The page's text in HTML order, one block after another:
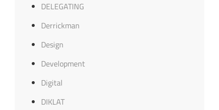
DELEGATING
Derrickman
Design
Development
Digital
DIKLAT